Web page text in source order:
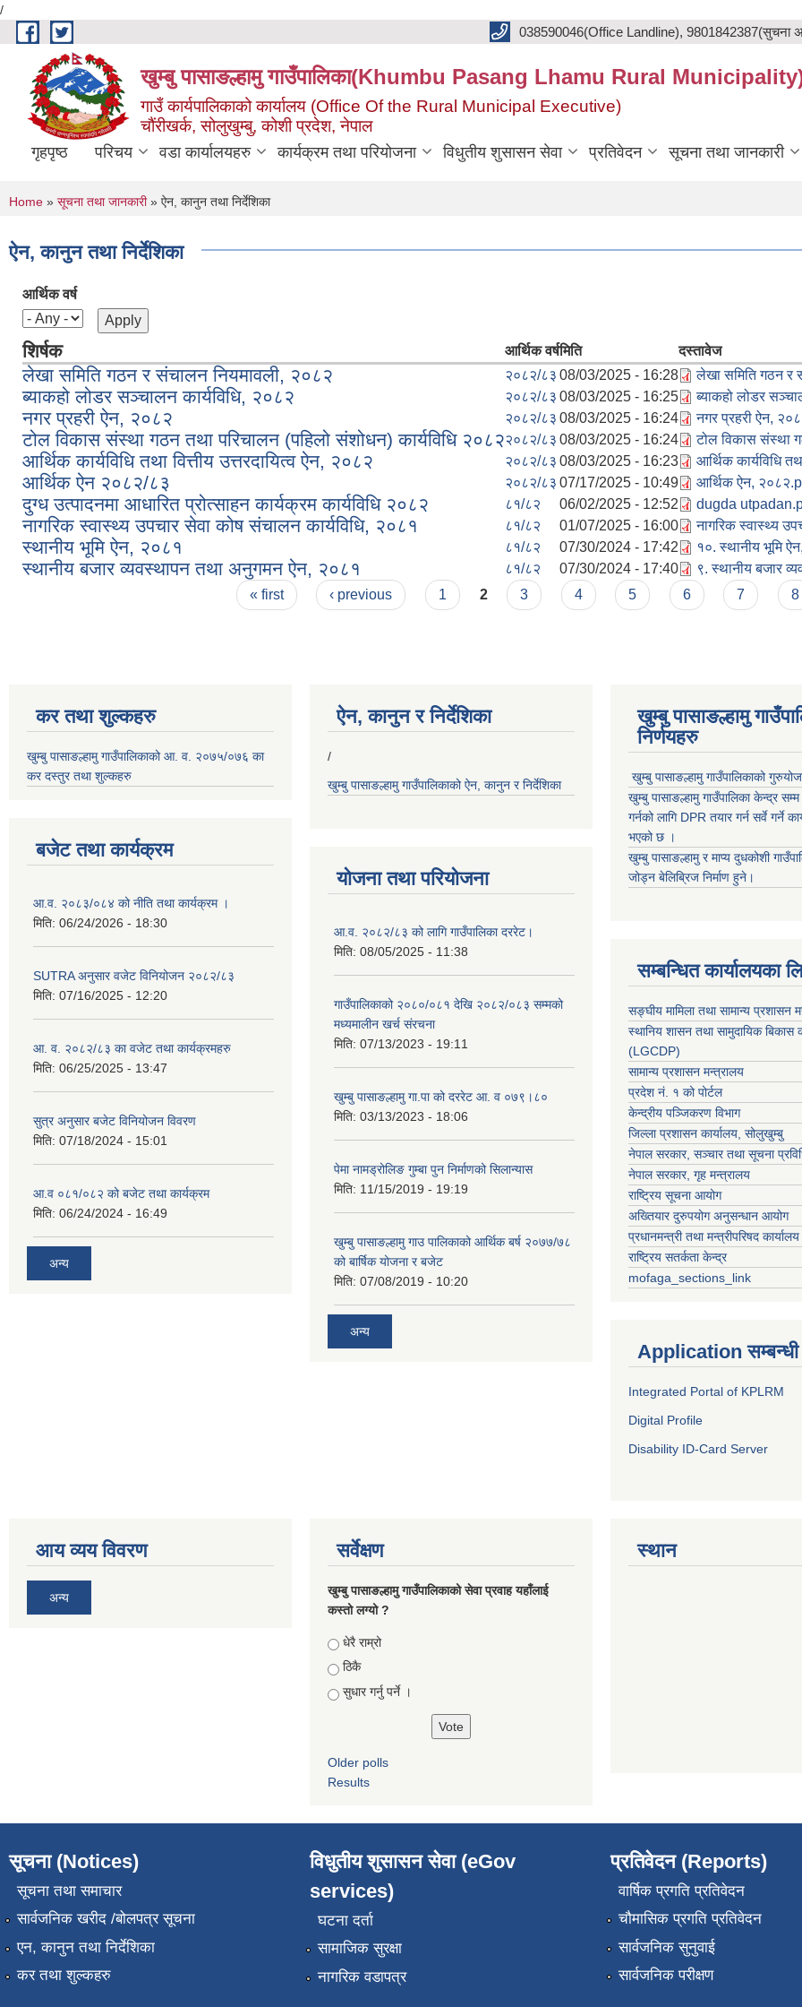
/
Skip to main content
038590046(Office Landline), 9801842387(सुचना
खुम्बु पासाङल्हामु गाउँपालिका(Khumbu Pasang Lhamu Rural
गाउँ कार्यपालिकाको कार्यालय (Office Of the Rural Municipal Executive)
चौंरीखर्क, सोलुखुम्बु, कोशी प्रदेश, नेपाल
गृहपृष्ठ परिचय वडा कार्यालयहरु कार्यक्रम तथा परियोजना विधुतीय शुसासन सेवा प्रतिवेदन सूचना तथा जानकारी
You are here
Home » सूचना तथा जानकारी» ऐन, कानुन तथा निर्देशिका
ऐन, कानुन तथा निर्देशिका
आर्थिक वर्ष
शिर्षक आर्थिक वर्षमिति दस्तावेज
लेखा समिति गठन र संचालन नियमावली, २०८२ २०८२/८३ 08/03/2025 - 16:28 लेखा समिति गठन र
ब्याकहो लोडर सञ्चालन कार्यविधि, २०८२ २०८२/८३ 08/03/2025 - 16:25 ब्याकहो लोडर
नगर प्रहरी ऐन, २०८२ २०८२/८३ 08/03/2025 - 16:24 नगर प्रहरी ऐन,
टोल विकास संस्था गठन तथा परिचालन (पहिलो संशोधन) कार्यविधि २०८२२०८२/८३ 08/03/2025 - 16:24 टोल विकास संस्था
आर्थिक कार्यविधि तथा वित्तीय उत्तरदायित्व ऐन, २०८२ २०८२/८३ 08/03/2025 - 16:23 आर्थिक कार्यविधि
आर्थिक ऐन २०८२/८३ २०८२/८३ 07/17/2025 - 10:49 आर्थिक ऐन,
दुग्ध उत्पादनमा आधारित प्रोत्साहन कार्यक्रम कार्यविधि २०८२ ८१/८२ 06/02/2025 - 12:52 dugda
नागरिक स्वास्थ्य उपचार सेवा कोष संचालन कार्यविधि, २०८१ ८१/८२ 01/07/2025 - 16:00 नागरिक स्वास्थ्य
स्थानीय भूमि ऐन, २०८१ ८१/८२ 07/30/2024 - 17:42 १०. स्थानीय भूमि
स्थानीय बजार व्यवस्थापन तथा अनुगमन ऐन, २०८१ ८१/८२ 07/30/2024 - 17:40 ९. स्थानीय बजार
« first ‹ previous 1 2 3 4 5 6 7 8
कर तथा शुल्कहरु
खुम्बु पासाङल्हामु गाउँपालिकाको आ. व. २०७५/०७६ का
कर दस्तुर तथा शुल्कहरु
बजेट तथा कार्यक्रम
आ.व. २०८३/०८४ को नीति तथा कार्यक्रम ।
मिति: 06/24/2026 - 18:30
SUTRA अनुसार वजेट विनियोजन २०८२/८३
मिति: 07/16/2025 - 12:20
आ. व. २०८२/८३ का वजेट तथा कार्यक्रमहरु
मिति: 06/25/2025 - 13:47
सुत्र अनुसार बजेट विनियोजन विवरण
मिति: 07/18/2024 - 15:01
आ.व ०८१/०८२ को बजेट तथा कार्यक्रम
मिति: 06/24/2024 - 16:49
अन्य
ऐन, कानुन र निर्देशिका
/
खुम्बु पासाङल्हामु गाउँपालिकाको ऐन, कानुन र निर्देशिका
योजना तथा परियोजना
आ.व. २०८२/८३ को लागि गाउँपालिका दररेट।
मिति: 08/05/2025 - 11:38
गाउँपालिकाको २०८०/०८१ देखि २०८२/०८३ सम्मको
मध्यमालीन खर्च संरचना
मिति: 07/13/2023 - 19:11
खुम्बु पासाङल्हामु गा.पा को दररेट आ. व ०७९।८०
मिति: 03/13/2023 - 18:06
पेमा नामड्रोलिङ गुम्बा पुन निर्माणको सिलान्यास
मिति: 11/15/2019 - 19:19
खुम्बु पासाङल्हामु गाउ पालिकाको आर्थिक बर्ष २०७७/७८
को बार्षिक योजना र बजेट
मिति: 07/08/2019 - 10:20
अन्य
खुम्बु पासाङल्हामु
निर्णयहरु
खुम्बु पासाङल्हामु गाउँपालिकाको
खुम्बु पासाङल्हामु गाउँपालिका केन्द्र
गर्नको लागि DPR तयार गर्न सर्वे गर्ने
भएको छ ।
खुम्बु पासाङल्हामु र माप्य दुधकोशी
जोड्न बेलिब्रिज निर्माण हुने।
सम्बन्धित कार्यालयका
सङ्घीय मामिला तथा सामान्य प्रशासन
स्थानिय शासन तथा सामुदायिक बिकास
(LGCDP)
सामान्य प्रशासन मन्त्रालय
प्रदेश नं. १ को पोर्टल
केन्द्रीय पञ्जिकरण विभाग
जिल्ला प्रशासन कार्यालय, सोलुखुम्बु
नेपाल सरकार, सञ्चार तथा सूचना
नेपाल सरकार, गृह मन्त्रालय
राष्ट्रिय सूचना आयोग
अख्तियार दुरुपयोग अनुसन्धान आयोग
प्रधानमन्त्री तथा मन्त्रीपरिषद कार्यालय
राष्ट्रिय सतर्कता केन्द्र
mofaga_sections_link
Application
Integrated Portal of KPLRM
Digital Profile
Disability ID-Card Server
आय व्यय विवरण
अन्य
सर्वेक्षण
खुम्बु पासाङल्हामु गाउँपालिकाको सेवा प्रवाह यहाँलाई
कस्तो लग्यो ?
Choices
धेरै राम्रो
ठिकै
सुधार गर्नु पर्ने ।
Older polls
Results
स्थान
सूचना (Notices)
सूचना तथा समाचार
सार्वजनिक खरीद /बोलपत्र सूचना
एन, कानुन तथा निर्देशिका
कर तथा शुल्कहरु
विधुतीय शुसासन सेवा (eGov
services)
घटना दर्ता
सामाजिक सुरक्षा
नागरिक वडापत्र
प्रतिवेदन (Reports)
वार्षिक प्रगति प्रतिवेदन
चौमासिक प्रगति प्रतिवेदन
सार्वजनिक सुनुवाई
सार्वजनिक परीक्षण